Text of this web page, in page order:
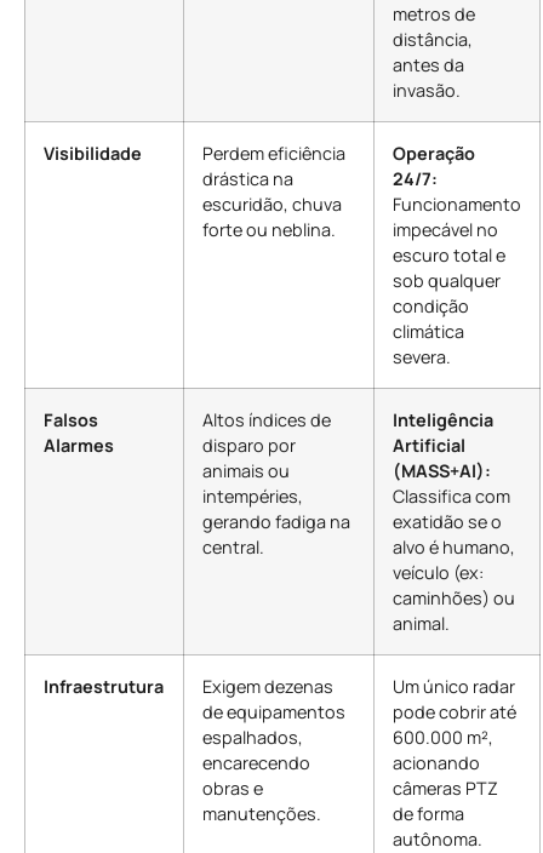
metros de
distância,
antes da
invasão.
Visibilidade
Perdem eficiência
drástica na
escuridão, chuva
forte ou neblina.
Operação
24/7:
Funcionamento
impecável no
escuro total e
sob qualquer
condição
climática
severa.
Falsos
Alarmes
Altos índices de
disparo por
animais ou
intempéries,
gerando fadiga na
central.
Inteligência
Artificial
(MASS+AI):
Classifica com
exatidão se o
alvo é humano,
veículo (ex:
caminhões) ou
animal.
Infraestrutura
Exigem dezenas
de equipamentos
espalhados,
encarecendo
obras e
manutenções.
Um único radar
pode cobrir até
600.000 m²,
acionando
câmeras PTZ
de forma
autônoma.